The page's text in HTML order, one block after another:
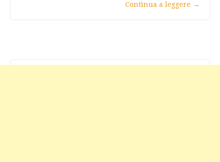
Continua a leggere →